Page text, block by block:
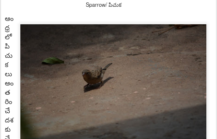
Sparrow/ పిచుక
ఆం
ధ్ర
లో
పి
చు
క
లు
అం
త
రిం
చే
దశ
కు